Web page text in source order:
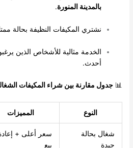
بالمدينة المنورة.
نشتري المكيفات النظيفة بحالة
الخدمة مثالية للأشخاص الذين
أحدث.
📊جدول مقارنة بين شراء المكيفات
النوع المميزات
شغال بحالة
جيدة
سعر أعلى +
بيع